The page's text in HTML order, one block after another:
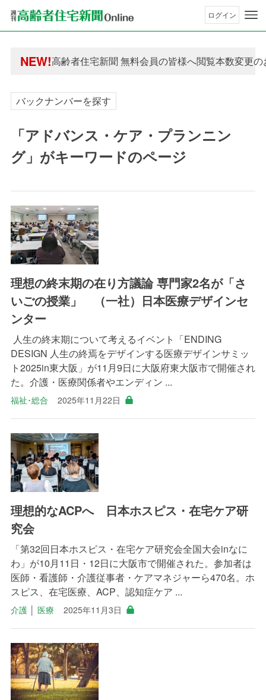
ログイン
NEW!
年間購読制度変更のお知らせ
年間購読制度変更のお知らせ
バックナンバーを探す
「アドバンス・ケア・プランニン
グ」がキーワードのページ
理想の終末期の在り方議論 専門家2名が「さ
いごの授業」 （一社）日本医療デザインセ
ンター
人生の終末期について考えるイベント「ENDING
DESIGN 人生の終焉をデザインする医療デザインサミッ
ト2025in東大阪」が11月9日に大阪府東大阪市で開催され
た。介護・医療関係者やエンディン ...
福祉･総合 2025年11月22日
理想的なACPへ 日本ホスピス・在宅ケア研
究会
「第32回日本ホスピス・在宅ケア研究会全国大会inなに
わ」が10月11日・12日に大阪市で開催された。参加者は
医師・看護師・介護従事者・ケアマネジャーら470名。ホ
スピス、在宅医療、ACP、認知症ケア ...
介護│ 医療 2025年11月3日